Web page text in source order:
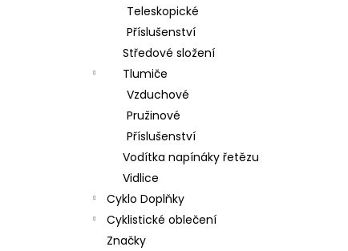
Teleskopické
Příslušenství
Středové složení
Tlumiče
Vzduchové
Pružinové
Příslušenství
Vodítka napínáky řetězu
Vidlice
Cyklo Doplňky
Cyklistické oblečení
Značky